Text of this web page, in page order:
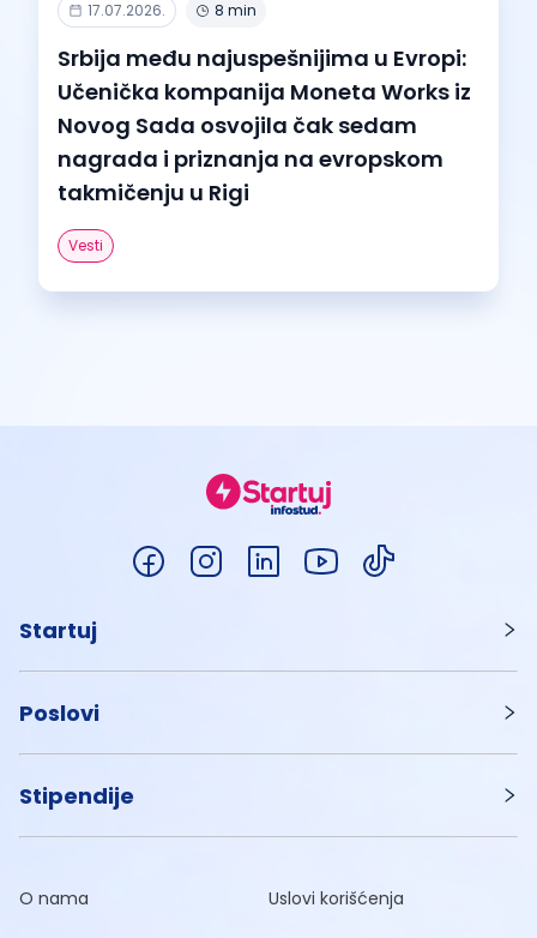
17.07.2026. 8 min
Srbija među najuspešnijima u Evropi:
Učenička kompanija Moneta Works iz
Novog Sada osvojila čak sedam
nagrada i priznanja na evropskom
takmičenju u Rigi
Vesti
Startuj
Poslovi
Stipendije
O nama Uslovi korišćenja